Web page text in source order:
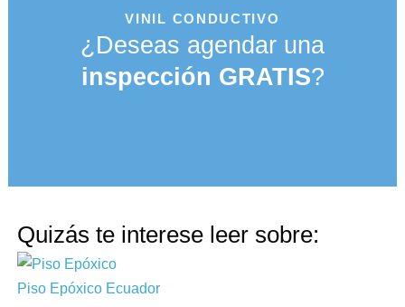
VINIL CONDUCTIVO
¿Deseas agendar una
inspección GRATIS?
Quizás te interese leer sobre:
Piso Epóxico Ecuador